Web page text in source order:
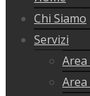
Chi Siamo
Servizi
Area